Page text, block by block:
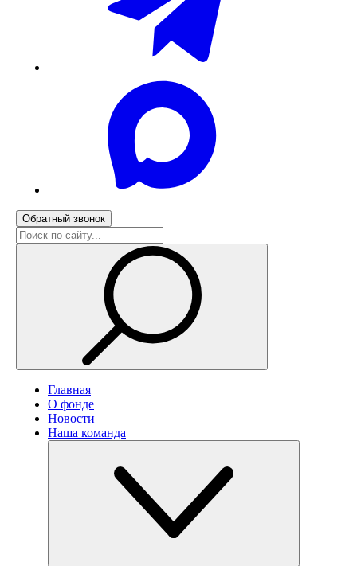
Обратный звонок
Главная
О фонде
Новости
Наша команда